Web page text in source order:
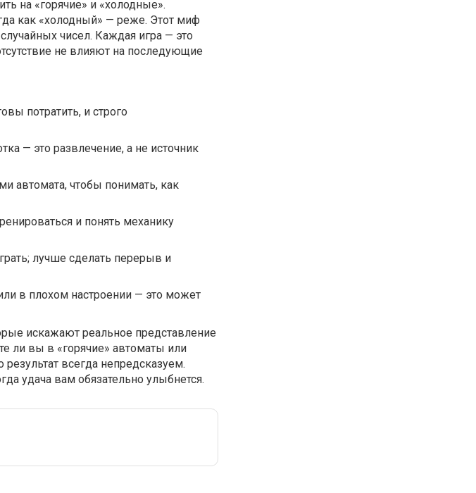
на «горячие» и «холодные».
как «холодный» — реже. Этот миф
чисел. Каждая игра — это
не влияют на последующие
потратить, и строго
— это развлечение, а не источник
автомата, чтобы понимать, как
и понять механику
лучше сделать перерыв и
в плохом настроении — это может
искажают реальное представление
ли вы в «горячие» автоматы или
всегда непредсказуем.
удача вам обязательно улыбнется.